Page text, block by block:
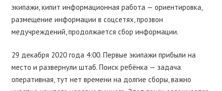
экипажи, кипит информационная работа — ориентировка,
размещение информации в соцсетях, прозвон
медучреждений, продолжается сбор информации.
29 декабря 2020 года 4:00. Первые экипажи прибыли на
место и развернули штаб. Поиск ребёнка — задача
оперативная, тут нет времени на долгие сборы, важно